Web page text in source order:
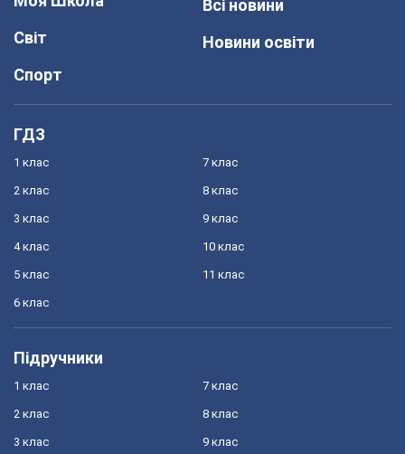
Світ
Спорт
Всі новини
Новини освіти
ГДЗ
1 клас
2 клас
3 клас
4 клас
5 клас
6 клас
7 клас
8 клас
9 клас
10 клас
11 клас
Підручники
1 клас
2 клас
3 клас
7 клас
8 клас
9 клас